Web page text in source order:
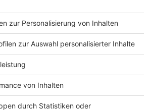
zu Ihren Aktivitäten
Bitte lesen Sie die
und stimmen Sie der
des Service zu, um dieses
Video anzusehen.
Mehr Informationen
Boy und Little Simz bringt
eine neue Single auf den